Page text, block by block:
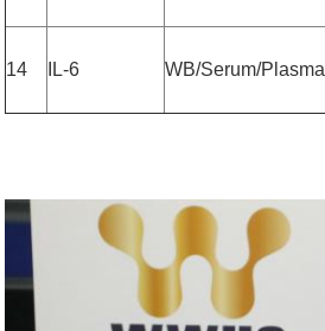
14 IL-6 WB/Serum/Plasma